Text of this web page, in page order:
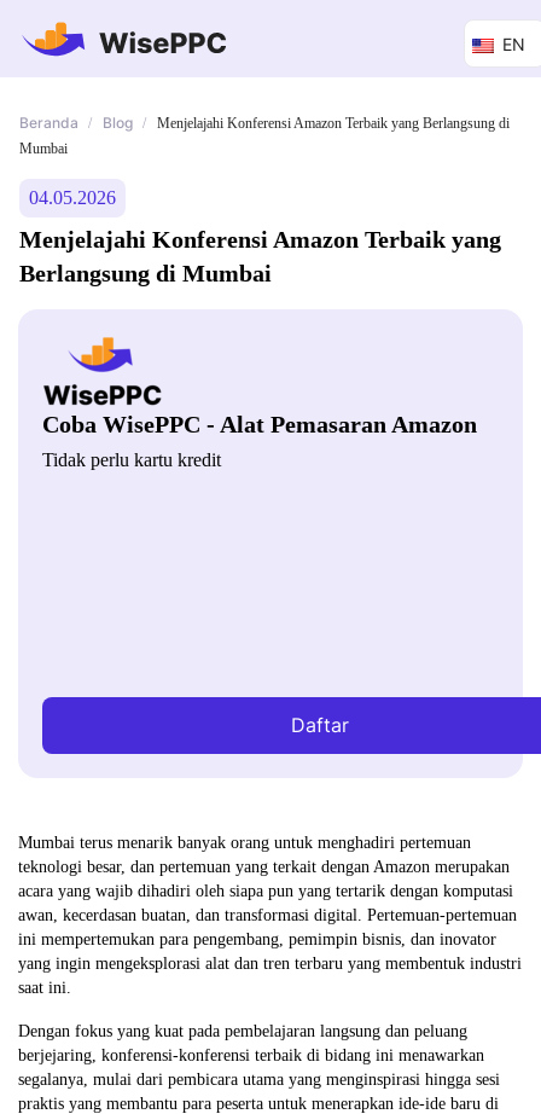
EN
Beranda / Blog /
Menjelajahi Konferensi Amazon Terbaik yang Berlangsung di
Mumbai
04.05.2026
Menjelajahi Konferensi Amazon Terbaik yang
Berlangsung di Mumbai
Coba WisePPC - Alat Pemasaran Amazon
Tidak perlu kartu kredit
Daftar
Mumbai terus menarik banyak orang untuk menghadiri pertemuan
teknologi besar, dan pertemuan yang terkait dengan Amazon merupakan
acara yang wajib dihadiri oleh siapa pun yang tertarik dengan komputasi
awan, kecerdasan buatan, dan transformasi digital. Pertemuan-pertemuan
ini mempertemukan para pengembang, pemimpin bisnis, dan inovator
yang ingin mengeksplorasi alat dan tren terbaru yang membentuk industri
saat ini.
Dengan fokus yang kuat pada pembelajaran langsung dan peluang
berjejaring, konferensi-konferensi terbaik di bidang ini menawarkan
segalanya, mulai dari pembicara utama yang menginspirasi hingga sesi
praktis yang membantu para peserta untuk menerapkan ide-ide baru di